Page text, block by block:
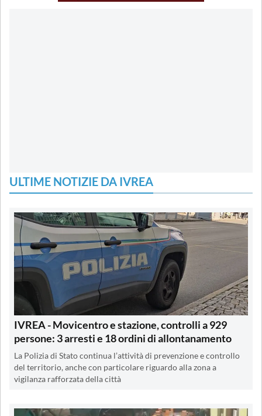
ULTIME NOTIZIE DA IVREA
IVREA - Movicentro e stazione, controlli a 929
persone: 3 arresti e 18 ordini di allontanamento
La Polizia di Stato continua l’attività di prevenzione e controllo
del territorio, anche con particolare riguardo alla zona a
vigilanza rafforzata della città